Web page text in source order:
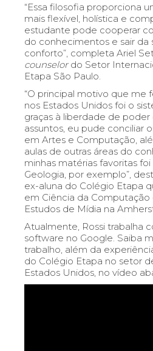
“Essa filosofia proporciona
mais flexível, holística e
estudante pode cooperar
do conhecimentos e sair da
conforto” , completa Ariel
counselordo Setor
Etapa São Paulo.
“O principal motivo que me
nos Estados Unidos foi o
graças à liberdade de poder
assuntos, eu pude conciliar
em Artes e Computação,
aulas de outras áreas do
minhas matérias favoritas
Geologia, por exemplo”,
ex-aluna do Colégio Etapa
em Ciência da
Estudos de Mídia na
Atualmente, Rossi trabalha
software no Google. Saiba
trabalho, além da
do Colégio Etapa no setor
Estados Unidos, no vídeo